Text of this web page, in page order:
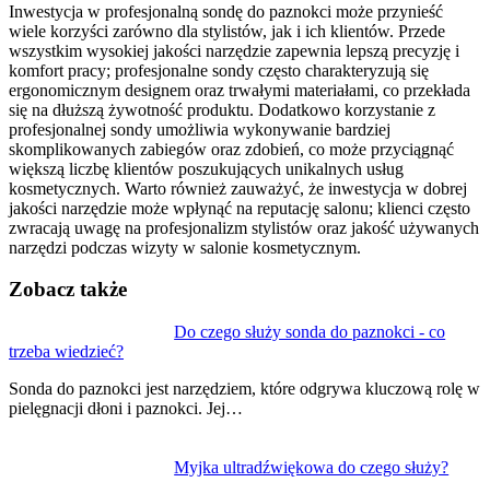
Inwestycja w profesjonalną sondę do paznokci może przynieść
wiele korzyści zarówno dla stylistów, jak i ich klientów. Przede
wszystkim wysokiej jakości narzędzie zapewnia lepszą precyzję i
komfort pracy; profesjonalne sondy często charakteryzują się
ergonomicznym designem oraz trwałymi materiałami, co przekłada
się na dłuższą żywotność produktu. Dodatkowo korzystanie z
profesjonalnej sondy umożliwia wykonywanie bardziej
skomplikowanych zabiegów oraz zdobień, co może przyciągnąć
większą liczbę klientów poszukujących unikalnych usług
kosmetycznych. Warto również zauważyć, że inwestycja w dobrej
jakości narzędzie może wpłynąć na reputację salonu; klienci często
zwracają uwagę na profesjonalizm stylistów oraz jakość używanych
narzędzi podczas wizyty w salonie kosmetycznym.
Zobacz także
Do czego służy sonda do paznokci - co
trzeba wiedzieć?
Sonda do paznokci jest narzędziem, które odgrywa kluczową rolę w
pielęgnacji dłoni i paznokci. Jej…
Myjka ultradźwiękowa do czego służy?
wpisu